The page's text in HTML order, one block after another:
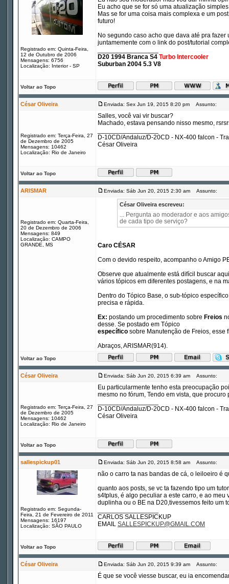
Registrado em: Quinta-Feira,
12 de Outubro de 2006
Mensagens: 6756
Localização: Interior - SP
Eu acho que se for só uma atualização
Mas se for uma coisa mais complexa e um
futuro!
No segundo caso acho que dava até pra
juntamemente com o link do post/tutorial
D20 1994 Branca S4 Turbo Intercooler
Suburban 2004 5.3 V8
Voltar ao Topo
César Oliveira Enviada: Sex Jun 19, 2015 8:20 pm Assunto:
Registrado em: Terça-Feira, 27
de Dezembro de 2005
Mensagens: 10462
Localização: Rio de Janeiro
Salles, você vai vir buscar?
Machado, estava pensando nisso mesmo,
D-10CD/Andaluz/D-20CD - NX-400 falcon -
César Oliveira
Voltar ao Topo
ARISMAR Enviada: Sáb Jun 20, 2015 2:30 am Assunto:
Registrado em: Quarta-Feira,
20 de Dezembro de 2006
Mensagens: 849
Localização: CAMPO
GRANDE, MS
César Oliveira escreveu:
... Pergunta ao moderador e aos
de cada tipo de serviço?
Caro CÉSAR
Com o devido respeito, acompanho o Amigo
Observe que atualmente está difícil buscar
vários tópicos em diferentes postagens, e na
Dentro do Tópico Base, o sub-tópico
precisa e rápida.
Ex: postando um procedimento sobre Freios
desse. Se postado em Tópico
específico sobre Manutenção de Freios, esse
Abraços, ARISMAR(914).
Voltar ao Topo
César Oliveira Enviada: Sáb Jun 20, 2015 6:39 am Assunto:
Registrado em: Terça-Feira, 27
de Dezembro de 2005
Mensagens: 10462
Localização: Rio de Janeiro
Eu particularmente tenho esta preocupação
mesmo no fórum, Tendo em vista, que
D-10CD/Andaluz/D-20CD - NX-400 falcon -
César Oliveira
Voltar ao Topo
sallespickup01 Enviada: Sáb Jun 20, 2015 8:58 am Assunto:
Registrado em: Segunda-
Feira, 21 de Fevereiro de 2011
Mensagens: 16197
Localização: SÃO PAULO
não o carro ta nas bandas de cá, o leiloeiro é
quanto aos posts, se vc ta fazendo tipo um
s4tplus, é algo peculiar a este carro, e ao
duplinha ou o BE na D20,tivessemos feito um
CARLOS SALLESPICKUP
EMAIL SALLESPICKUP@GMAIL.COM
Voltar ao Topo
César Oliveira Enviada: Sáb Jun 20, 2015 9:39 am Assunto:
É que se você viesse buscar, eu ia